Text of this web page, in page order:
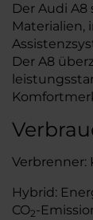
Der Audi
Der A8
Verbrenner:
Hybrid:
CO2-